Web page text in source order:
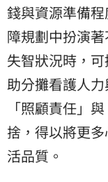
錢與資源準備
障規劃中扮演
失智狀況時，
助分攤看護人
「照顧責任」
捨，得以將更
活品質。